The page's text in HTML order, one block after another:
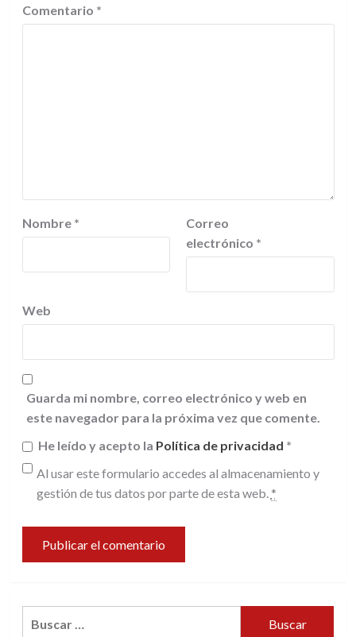
Comentario *
Nombre *
Correo
electrónico *
Web
Guarda mi nombre, correo electrónico y web en
este navegador para la próxima vez que comente.
He leído y acepto la Política de privacidad *
Al usar este formulario accedes al almacenamiento y
gestión de tus datos por parte de esta web. *